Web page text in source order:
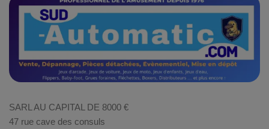
SARL AU CAPITAL DE 8000 €
47 rue cave des consuls